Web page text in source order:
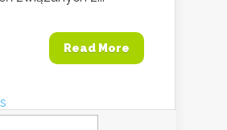
Read More